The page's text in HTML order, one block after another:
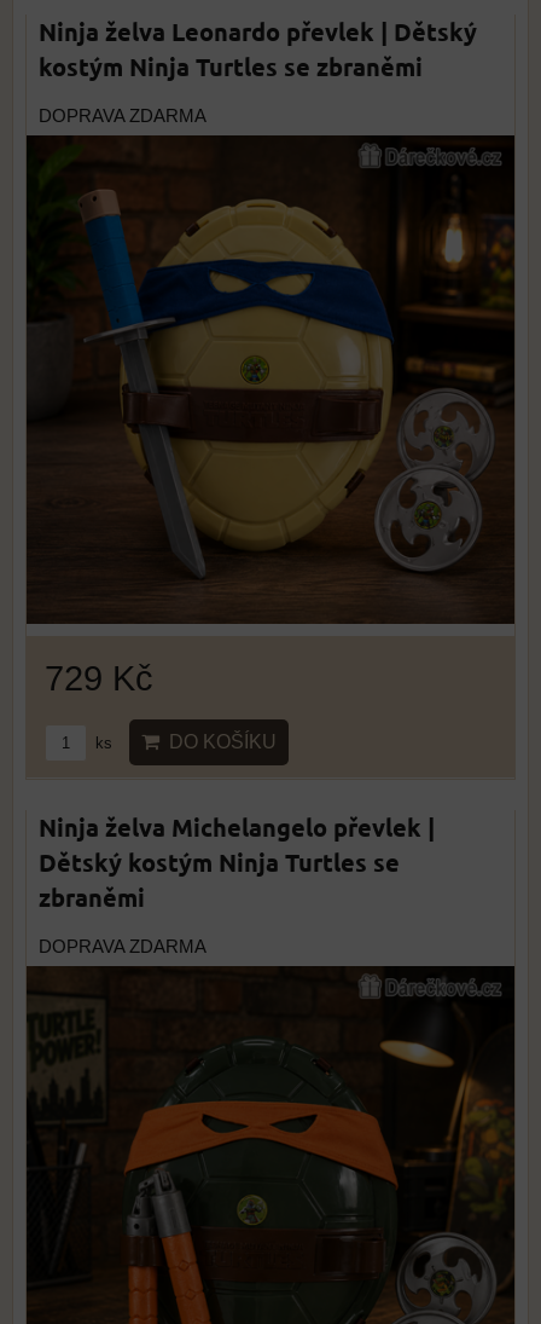
Ninja želva Leonardo převlek | Dětský
kostým Ninja Turtles se zbraněmi
DOPRAVA ZDARMA
729 Kč
ks DO KOŠÍKU
Ninja želva Michelangelo převlek |
Dětský kostým Ninja Turtles se
zbraněmi
DOPRAVA ZDARMA